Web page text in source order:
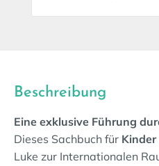
Beschreibung
Eine exklusive Führung
Dieses Sachbuch für Kinder
Luke zur Internationalen